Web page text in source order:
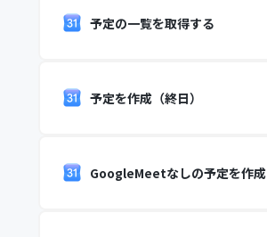
予定の一覧を取得する
予定を作成（終日）
GoogleMeetなしの予定を作成